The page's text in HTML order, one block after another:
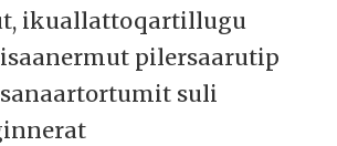
ikuallattoqartillugu
pilersaarutip
suli